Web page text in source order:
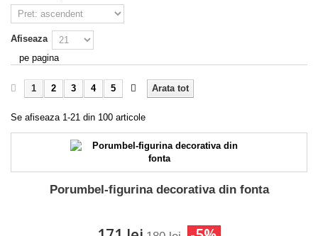
Afiseaza
pe pagina
Arata tot
1 2 3 4 5
Se afiseaza 1-21 din 100 articole
Porumbel-figurina decorativa din fonta